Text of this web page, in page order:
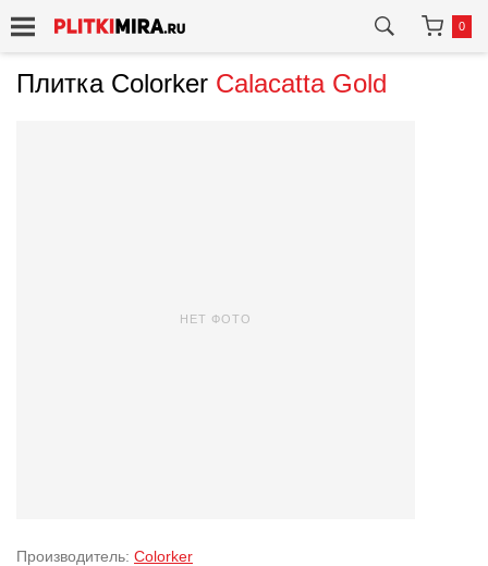
0
Плитка Colorker Calacatta Gold
НЕТ ФОТО
Производитель: Colorker